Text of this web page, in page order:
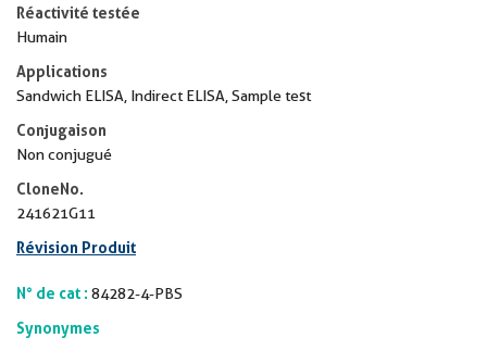
Réactivité testée
Humain
Applications
Sandwich ELISA, Indirect ELISA, Sample test
Conjugaison
Non conjugué
CloneNo.
241621G11
Révision Produit
N° de cat : 84282-4-PBS
Synonymes